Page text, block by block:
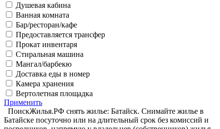
Душевая кабина
Ванная комната
Бар/ресторан/кафе
Предоставляется трансфер
Прокат инвентаря
Стиральная машина
Мангал/барбекю
Доставка еды в номер
Камера хранения
Вертолетная площадка
Применить
ПоискЖилья.РФ снять жилье: Батайск. Снимайте жилье в
Батайске посуточно или на длительный срок без комиссий и